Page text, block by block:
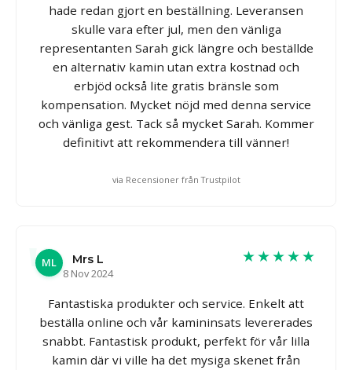
hade redan gjort en beställning. Leveransen
skulle vara efter jul, men den vänliga
representanten Sarah gick längre och beställde
en alternativ kamin utan extra kostnad och
erbjöd också lite gratis bränsle som
kompensation. Mycket nöjd med denna service
och vänliga gest. Tack så mycket Sarah. Kommer
definitivt att rekommendera till vänner!
via Recensioner från Trustpilot
ML
Mrs L
8 Nov 2024
★★★★★
Fantastiska produkter och service. Enkelt att
beställa online och vår kamininsats levererades
snabbt. Fantastisk produkt, perfekt för vår lilla
kamin där vi ville ha det mysiga skenet från